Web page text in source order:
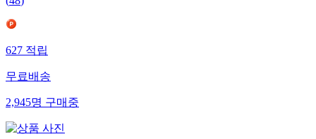
(48)
627적립
무료배송
2,945명구매중